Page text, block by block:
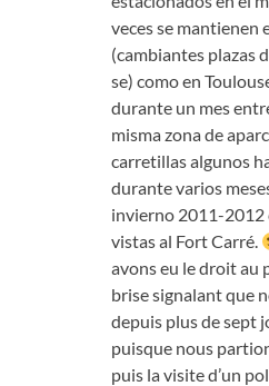
veces se mantienen
(cambiantes plazas
se) como en
durante un mes
misma zona de
carretillas algunos
durante varios
invierno 2011-2012
vistas al Fort Carré.
avons eu le droit au
brise signalant que
depuis plus de sept
puisque nous
puis la visite d’un